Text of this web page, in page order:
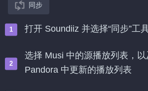
同步
打开 Soundiiz 并选择“同步”工
选择 Musi 中的源播放列表，
Pandora 中更新的播放列表